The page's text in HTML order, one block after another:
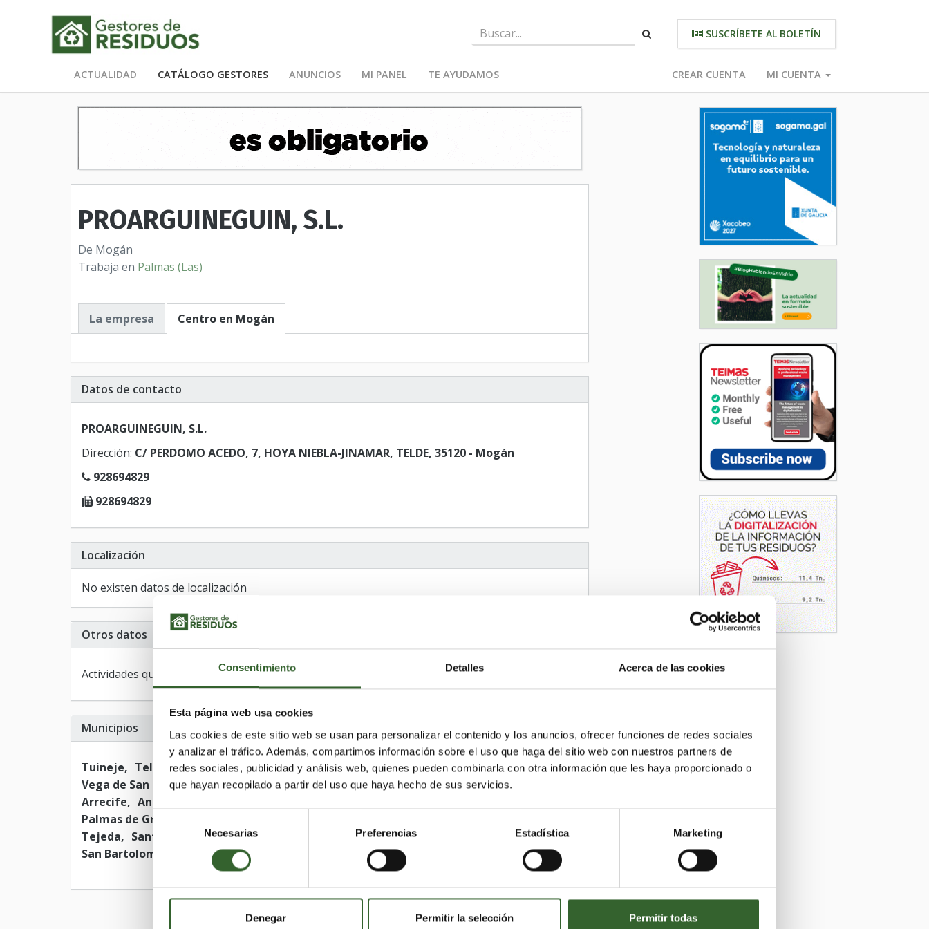
Consentimiento Detalles Acerca de las cookies
Esta página web usa cookies
Las cookies de este sitio web se usan para personalizar el contenido y los anuncios, ofrecer funciones de redes sociales
y analizar el tráfico. Además, compartimos información sobre el uso que haga del sitio web con nuestros partners de
redes sociales, publicidad y análisis web, quienes pueden combinarla con otra información que les haya proporcionado o
que hayan recopilado a partir del uso que haya hecho de sus servicios.
Selección
de
consentimiento
Necesarias Preferencias Estadística Marketing
Denegar Permitir la selección Permitir todas
SUSCRÍBETE AL BOLETÍN
ACTUALIDAD CATÁLOGO GESTORES ANUNCIOS MI PANEL TE AYUDAMOS CREAR CUENTA MI CUENTA
PROARGUINEGUIN, S.L.
De Mogán
Trabaja en Palmas (Las)
La empresa Centro en Mogán
Datos de contacto
PROARGUINEGUIN, S.L.
Dirección: C/ PERDOMO ACEDO, 7, HOYA NIEBLA-JINAMAR, TELDE, 35120 - Mogán
928694829
928694829
Localización
No existen datos de localización
Otros datos
Actividades que desarrollan:Recuperación, Transporte
Municipios
Tuineje Telde Moya Aldea de San Nicolás (La)
Valsequillo de Gran Canaria
Vega de San Mateo
Betancuria Firgas Agaete Yaiza
Santa Lucía de Tirajana
Arrecife
Antigua
Palmas de Gran Canaria (Las)
Tejeda
Santa Brígida Santa María de Guía de Gran Canaria
San Bartolomé
Teguise Oliva (La) Artenara